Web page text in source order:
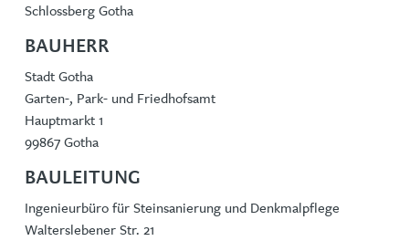
Schlossberg Gotha
BAUHERR
Stadt Gotha
Garten-, Park- und Friedhofsamt
Hauptmarkt 1
99867 Gotha
BAULEITUNG
Ingenieurbüro für Steinsanierung und Denkmalpflege
Walterslebener Str. 21